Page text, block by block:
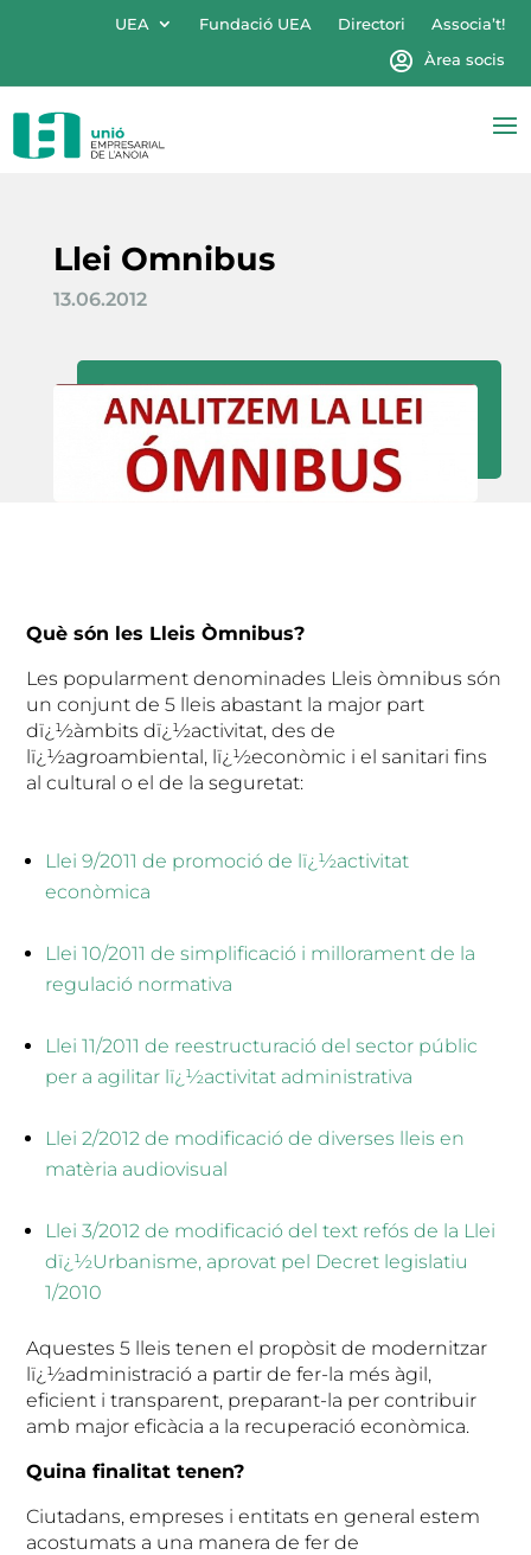
UEA Fundació UEA Directori
Associa’t!
Àrea socis
Llei Omnibus
13.06.2012
Què són les Lleis Òmnibus?
Les popularment denominades Lleis òmnibus són
un conjunt de 5 lleis abastant la major part
dï¿½àmbits dï¿½activitat, des de
lï¿½agroambiental, lï¿½econòmic i el sanitari fins
al cultural o el de la seguretat:
Llei 9/2011 de promoció de lï¿½activitat
econòmica
Llei 10/2011 de simplificació i millorament de la
regulació normativa
Llei 11/2011 de reestructuració del sector públic
per a agilitar lï¿½activitat administrativa
Llei 2/2012 de modificació de diverses lleis en
matèria audiovisual
Llei 3/2012 de modificació del text refós de la Llei
dï¿½Urbanisme, aprovat pel Decret legislatiu
1/2010
Aquestes 5 lleis tenen el propòsit de modernitzar
lï¿½administració a partir de fer-la més àgil,
eficient i transparent, preparant-la per contribuir
amb major eficàcia a la recuperació econòmica.
Quina finalitat tenen?
Ciutadans, empreses i entitats en general estem
acostumats a una manera de fer de